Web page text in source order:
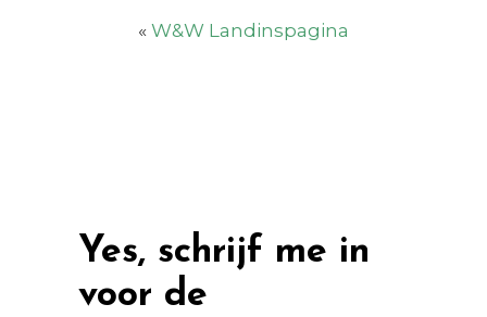
« W&W Landinspagina
Yes, schrijf me in
voor de